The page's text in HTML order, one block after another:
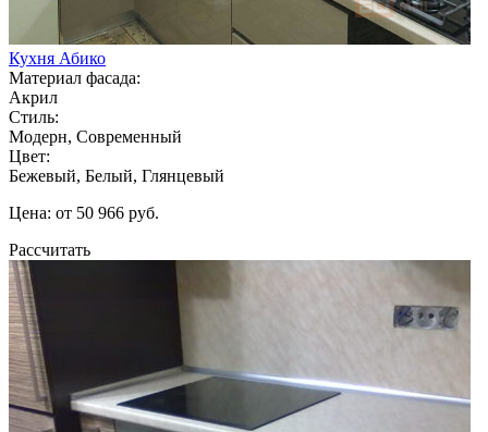
Кухня Абико
Материал фасада:
Акрил
Стиль:
Модерн, Современный
Цвет:
Бежевый, Белый, Глянцевый
Цена: от 50 966 руб.
Рассчитать